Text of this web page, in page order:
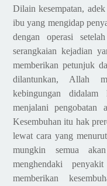
Dilain kesempatan,
ibu yang mengidap
dengan operasi
serangkaian kejadian
memberikan petunjuk
dilantunkan, Allah
kebingungan
menjalani
Kesembuhan itu hak
lewat cara yang
mungkin semua
menghendaki
memberikan